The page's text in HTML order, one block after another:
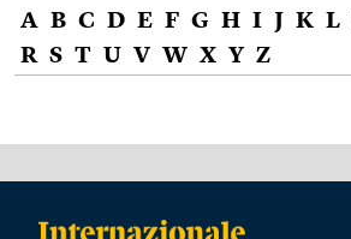
A B C D E F G H I J K L
R S T U V W X Y Z